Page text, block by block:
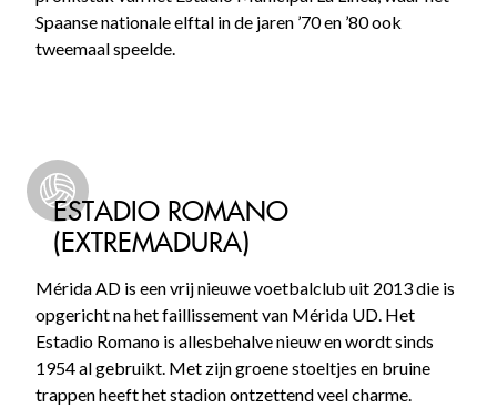
Spaanse nationale elftal in de jaren ’70 en ’80 ook
tweemaal speelde.
ESTADIO ROMANO
(EXTREMADURA)
Mérida AD is een vrij nieuwe voetbalclub uit 2013 die is
opgericht na het faillissement van Mérida UD. Het
Estadio Romano is allesbehalve nieuw en wordt sinds
1954 al gebruikt. Met zijn groene stoeltjes en bruine
trappen heeft het stadion ontzettend veel charme.